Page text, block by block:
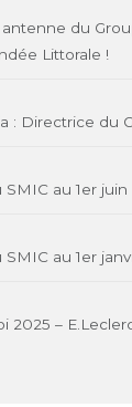
antenne du
Littorale !
: Directrice du
SMIC au 1er juin
SMIC au 1er
2025 –